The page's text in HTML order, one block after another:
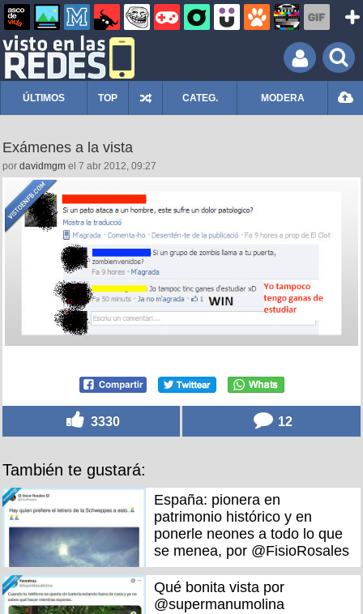
ÚLTIMOS TOP CATEG. MODERA
Exámenes a la vista
por davidmgm el 7 abr 2012, 09:27
3330 12
También te gustará:
España: pionera en
patrimonio histórico y en
ponerle neones a todo lo que
se menea, por @FisioRosales
Qué bonita vista por
@supermanumolina